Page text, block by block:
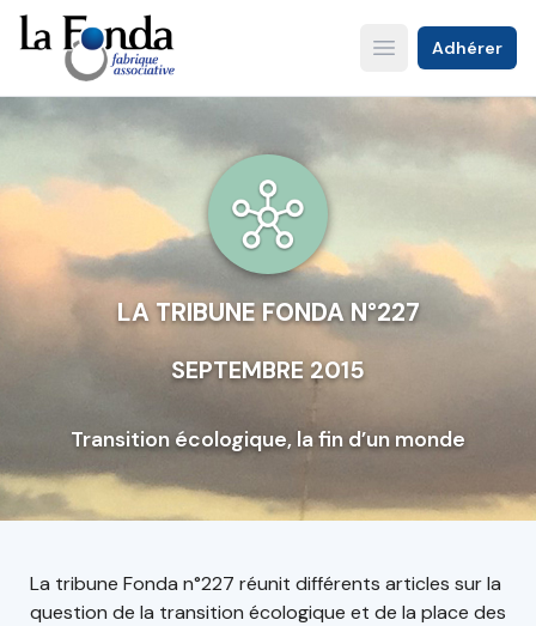
Aller
au
contenu
principal
Open main menu
Adhérer
LA TRIBUNE FONDA N°227
SEPTEMBRE 2015
Transition écologique, la fin d’un monde
La tribune Fonda n°227 réunit différents articles sur la
question de la transition écologique et de la place des